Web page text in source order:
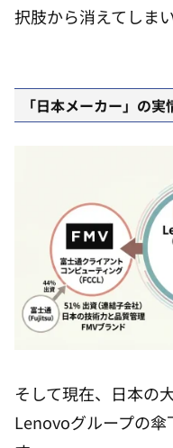
択肢から消えてしまい
「日本メーカー」の
そして現在、日本の
Lenovoグループの傘